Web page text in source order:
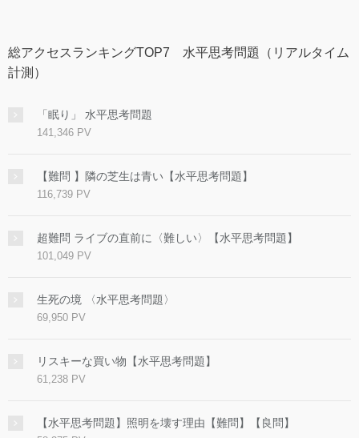
総アクセスランキングTOP7 水平思考問題（リアルタイム
計測）
「眠り」 水平思考問題
141,346 PV
【難問 】隣の芝生は青い【水平思考問題】
116,739 PV
超難問 ライブの直前に〈難しい〉【水平思考問題】
101,049 PV
生死の境 〈水平思考問題〉
69,950 PV
リスキーな買い物【水平思考問題】
61,238 PV
【水平思考問題】照明を壊す理由【難問】【良問】